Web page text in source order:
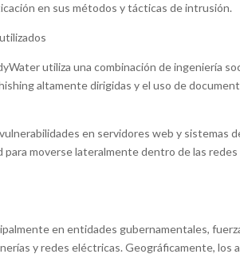
en sus métodos y tácticas de intrusión.
utiliza una combinación de ingeniería
altamente dirigidas y el uso de
en servidores web y
para moverse lateralmente dentro de las
en entidades gubernamentales,
y redes eléctricas. Geográficamente,